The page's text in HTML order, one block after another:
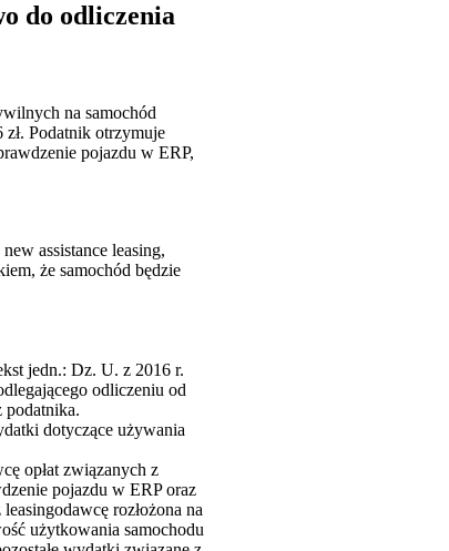
do odliczenia
na samochód
Podatnik otrzymuje
pojazdu w ERP,
new assistance leasing,
że samochód będzie
jedn.: Dz. U. z 2016 r.
odliczeniu od
podatnika.
dotyczące używania
opłat związanych z
pojazdu w ERP oraz
rozłożona na
użytkowania samochodu